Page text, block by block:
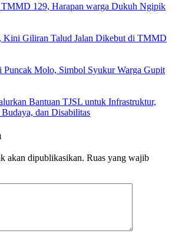
129, Harapan warga Dukuh Ngipik
Kini Giliran Talud Jalan Dikebut di TMMD
Puncak Molo, Simbol Syukur Warga Gupit
Bantuan TJSL untuk Infrastruktur,
dan Disabilitas
akan dipublikasikan. Ruas yang wajib